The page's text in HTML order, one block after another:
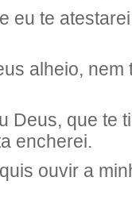
eu te
alheio,
Deus, que te
encherei.
ouvir a